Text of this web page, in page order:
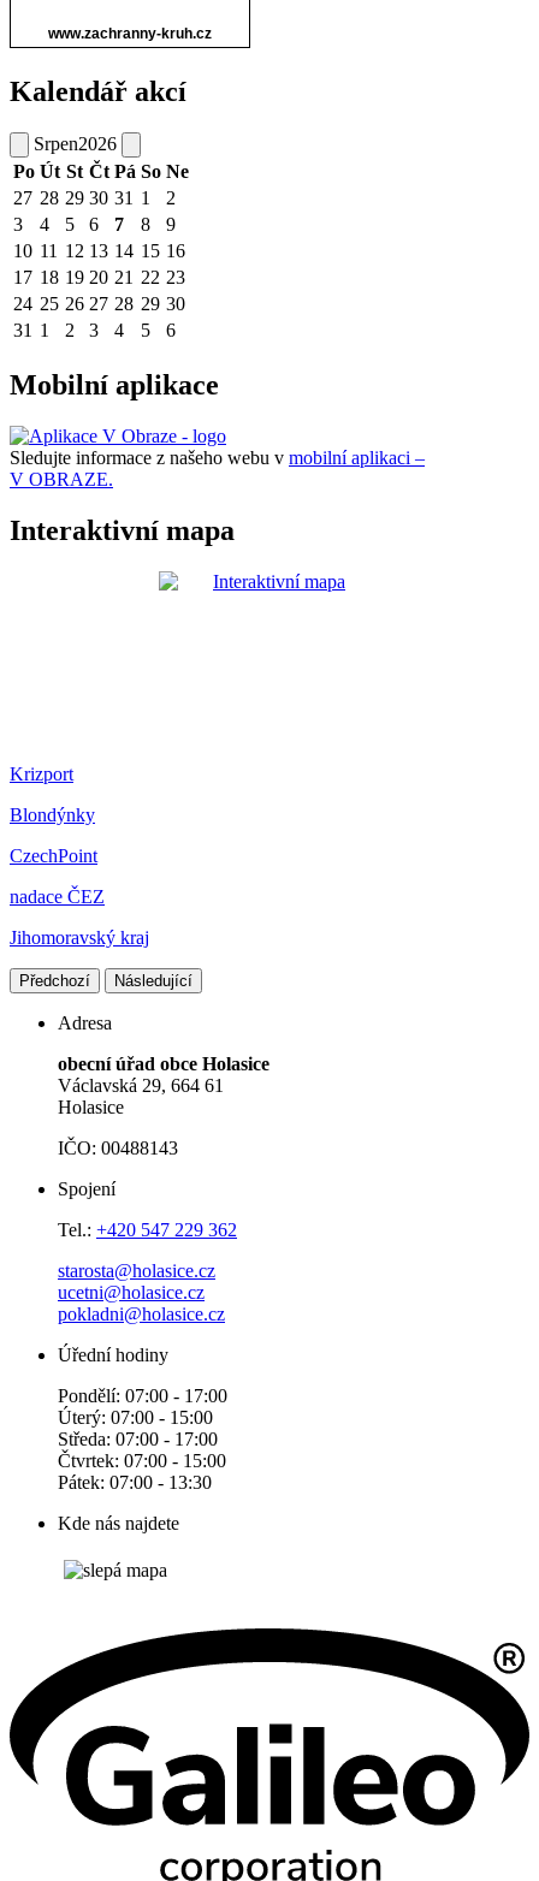
Kalendář akcí
Srpen2026
Po Út St Čt Pá So Ne
27 28 29 30 31 1
2
3
4 5 6 7 8
9
10 11 12 13 14 15 16
17 18 19 20 21 22 23
24 25 26 27 28 29 30
31 1 2 3 4 5 6
Mobilní aplikace
Sledujte informace z našeho webu v mobilní aplikaci –
V OBRAZE.
Interaktivní mapa
Krizport
Blondýnky
CzechPoint
nadace ČEZ
Jihomoravský kraj
Předchozí Následující
Adresa
obecní úřad obce Holasice
Václavská 29, 664 61
Holasice
IČO: 00488143
Spojení
Tel.: +420 547 229 362
starosta@holasice.cz
ucetni@holasice.cz
pokladni@holasice.cz
Úřední hodiny
Pondělí: 07:00 - 17:00
Úterý: 07:00 - 15:00
Středa: 07:00 - 17:00
Čtvrtek: 07:00 - 15:00
Pátek: 07:00 - 13:30
Kde nás najdete